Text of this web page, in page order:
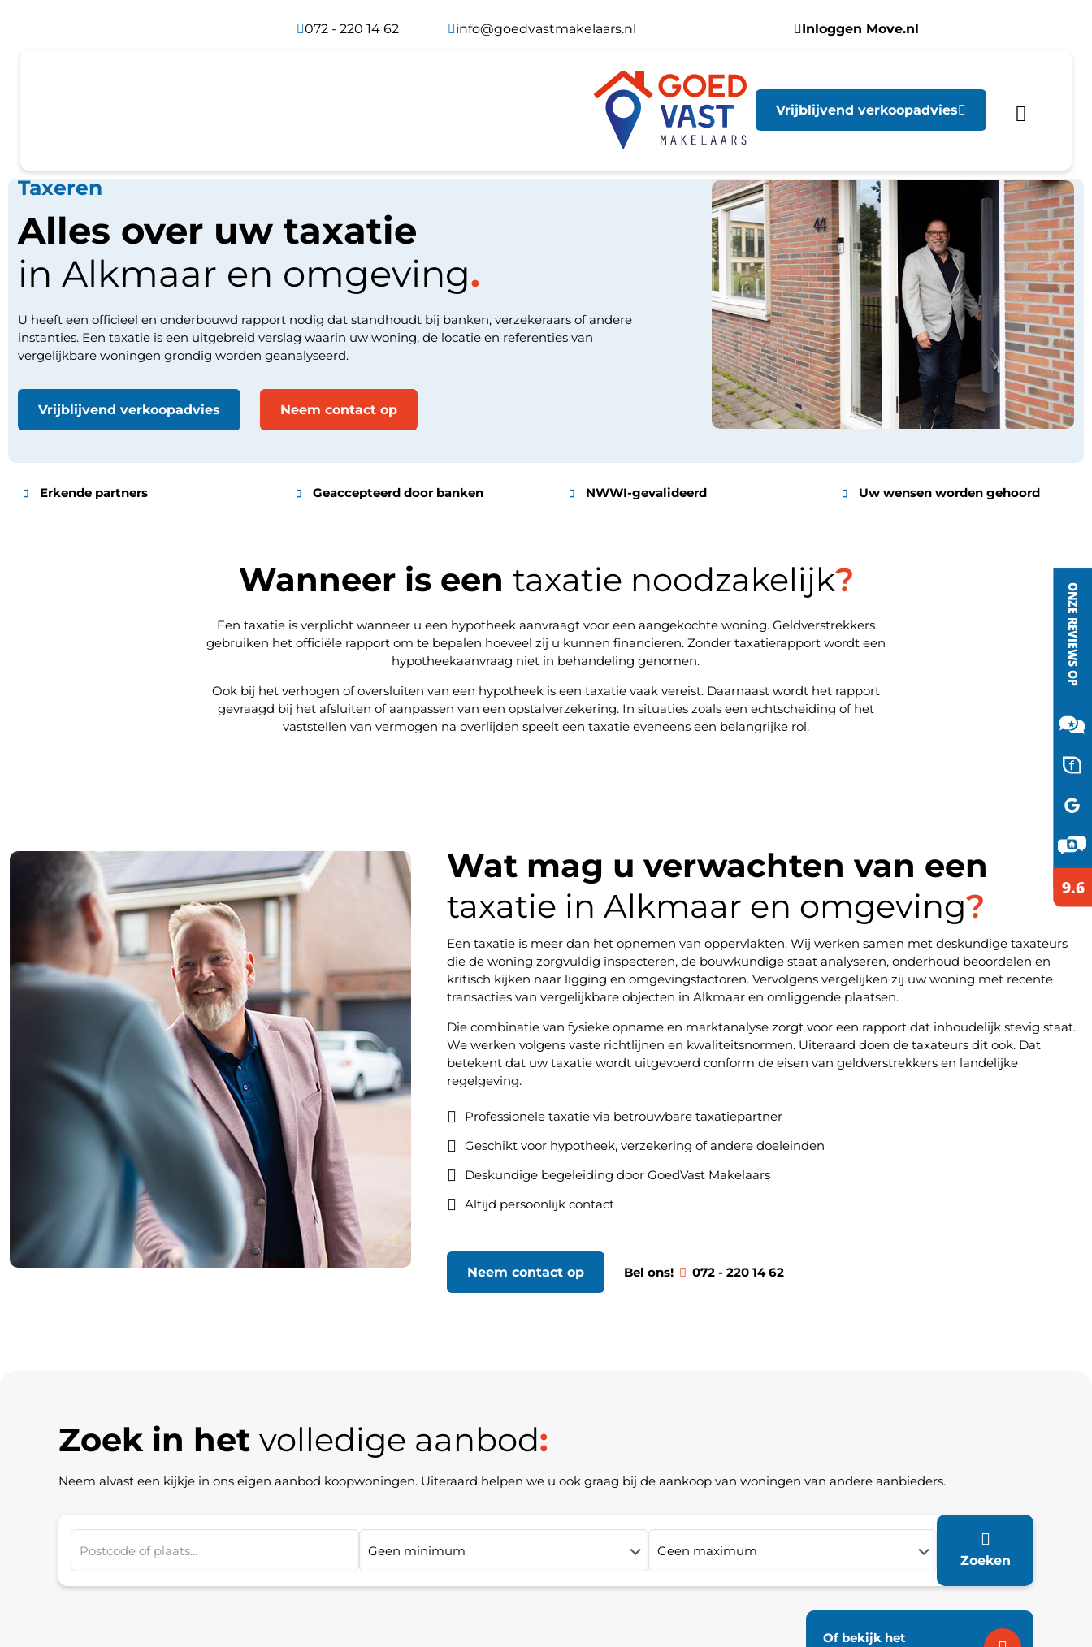
072 - 220 14 62 info@goedvastmakelaars.nl Inloggen Move.nl
Vrijblijvend verkoopadvies
Taxeren
Alles over uw taxatie
in Alkmaar en omgeving.
U heeft een officieel en onderbouwd rapport nodig dat standhoudt bij banken, verzekeraars of andere
instanties. Een taxatie is een uitgebreid verslag waarin uw woning, de locatie en referenties van
vergelijkbare woningen grondig worden geanalyseerd.
Vrijblijvend verkoopadvies Neem contact op
Erkende partners Geaccepteerd door banken NWWI-gevalideerd Uw wensen worden gehoord
Wanneer is een taxatie noodzakelijk?
Een taxatie is verplicht wanneer u een hypotheek aanvraagt voor een aangekochte woning. Geldverstrekkers
gebruiken het officiële rapport om te bepalen hoeveel zij u kunnen financieren. Zonder taxatierapport wordt een
hypotheekaanvraag niet in behandeling genomen.
Ook bij het verhogen of oversluiten van een hypotheek is een taxatie vaak vereist. Daarnaast wordt het rapport
gevraagd bij het afsluiten of aanpassen van een opstalverzekering. In situaties zoals een echtscheiding of het
vaststellen van vermogen na overlijden speelt een taxatie eveneens een belangrijke rol.
Wat mag u verwachten van een
taxatie in Alkmaar en omgeving?
Een taxatie is meer dan het opnemen van oppervlakten. Wij werken samen met deskundige taxateurs
die de woning zorgvuldig inspecteren, de bouwkundige staat analyseren, onderhoud beoordelen en
kritisch kijken naar ligging en omgevingsfactoren. Vervolgens vergelijken zij uw woning met recente
transacties van vergelijkbare objecten in Alkmaar en omliggende plaatsen.
Die combinatie van fysieke opname en marktanalyse zorgt voor een rapport dat inhoudelijk stevig staat.
We werken volgens vaste richtlijnen en kwaliteitsnormen. Uiteraard doen de taxateurs dit ook. Dat
betekent dat uw taxatie wordt uitgevoerd conform de eisen van geldverstrekkers en landelijke
regelgeving.
Professionele taxatie via betrouwbare taxatiepartner
Geschikt voor hypotheek, verzekering of andere doeleinden
Deskundige begeleiding door GoedVast Makelaars
Altijd persoonlijk contact
Neem contact op Bel ons! 072 - 220 14 62
Zoek in het volledige aanbod:
Neem alvast een kijkje in ons eigen aanbod koopwoningen. Uiteraard helpen we u ook graag bij de aankoop van woningen van andere aanbieders.
Zoeken
Of bekijk het